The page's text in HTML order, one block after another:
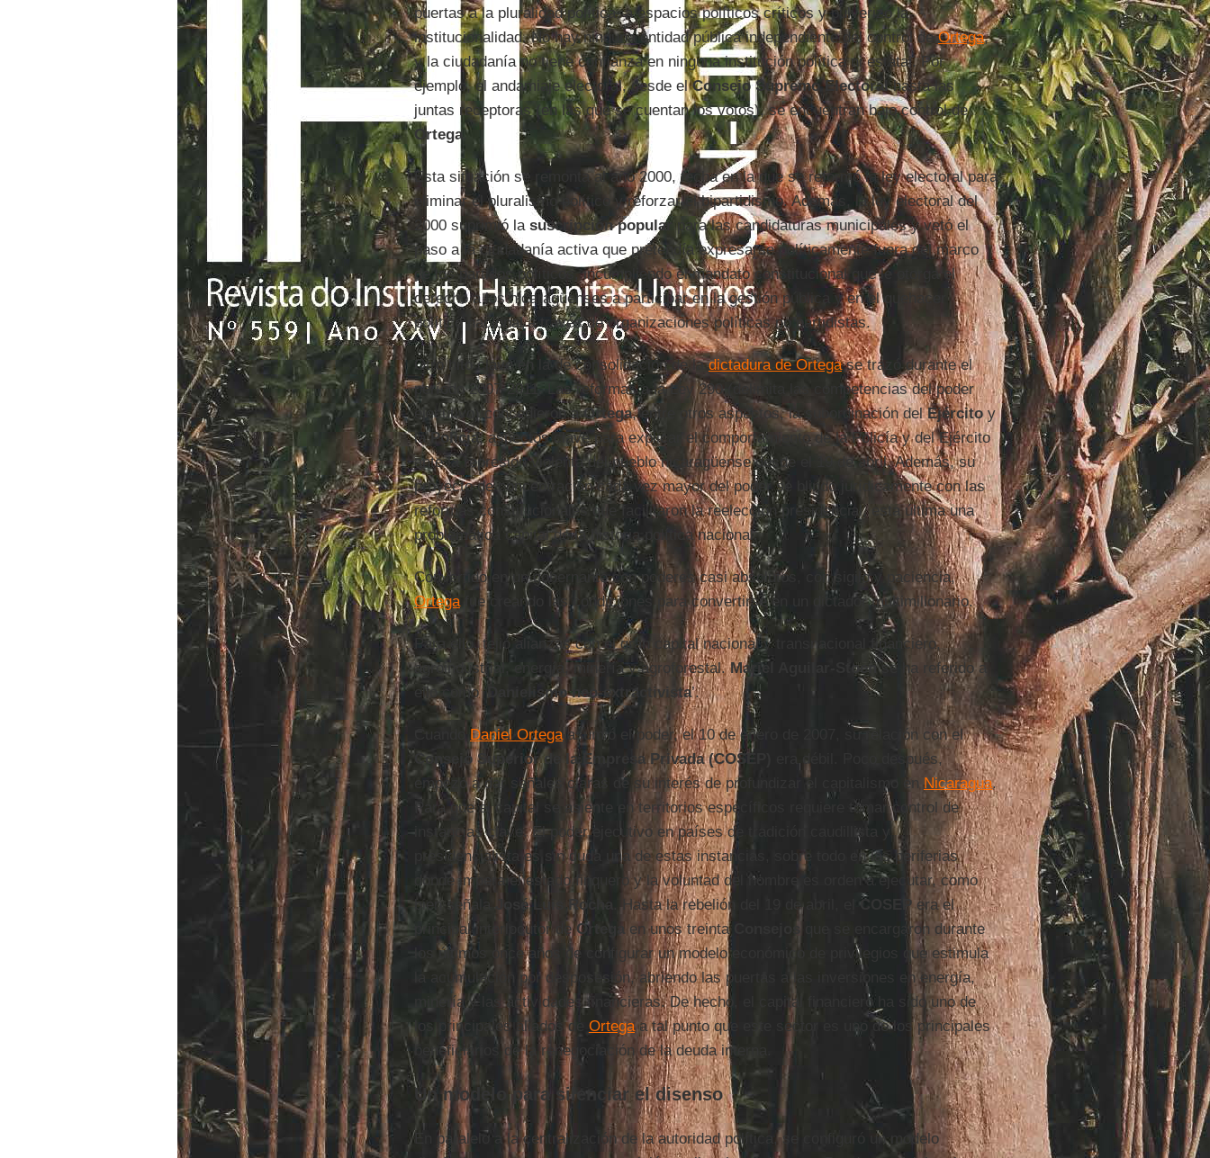
puertas a la pluralidad política, a espacios políticos críticos y pulverizó la
institucionalidad. No hay ninguna entidad pública independiente del control deOrtega,
y la ciudadanía no tiene confianza en ninguna institución política ni estatal. Por
ejemplo, el andamiaje electoral, desde elConsejo Supremo Electoralhasta las
juntas receptoras (en las que se cuentan los votos), se encuentran bajo control de
Ortega .
Esta situación se remonta al año 2000, fecha en la que se reformó la ley electoral para
eliminar el pluralismo político y reforzar el bipartidismo. Además, la ley electoral del
2000 suprimió la suscripción popularpara las candidaturas municipales y vetó el
paso a la ciudadanía activa que pretendía expresarse políticamente fuera del marco
de los partidos políticos, incumpliendo el mandato constitucional que le otorga el
derecho a los nicaragüenses a participar en la gestión pública y en el quehacer
político nacional a través de organizaciones políticas no partidistas.
Otro hito clave en la de consolidación de ladictadura de Ortegase trazó durante el
período 2007-2011. Las reformas a la Ley 290 (delimita las competencias del poder
ejecutivo) concedieron aOrtega, entre otros aspectos, la subordinación delEjércitoy
laPolicía, aspectos clave para explicar el comportamiento de la Policía y del Ejército
ante la represión violenta del pueblo nicaragüense desde el 19 de abril. Además, su
proyecto de concentración cada vez mayor del poder se blindó jurídicamente con las
reformas constitucionales que facilitaron la reelección presidencial, esta última una
problemática capital de la historia política nacional.
Convertido en un gobernante con poderes casi absolutos, con sigilo y paciencia,
Ortegafue creando las condiciones para convertirse en un dictador multimillonario.
Para ello, tejió alianzas con el gran capital nacional y transnacional financiero,
agroindustrial, energía, minería y agroforestal.Mariel Aguilar-Stoense ha referido a
ello como ‘Danielismo neo-extractivista’.
Cuando Daniel Ortegaasumió el poder, el 10 de enero de 2007, su relación con el
Consejo Superior de la Empresa Privada (COSEP)
era débil. Poco después,
empezó a dar señales claras de su interés de profundizar el capitalismo en Nicaragua.
Para que el capital se asiente en territorios específicos requiere tomar control de
instancias clave. El poder ejecutivo en países de tradición caudillista y
presidencialista es sin duda una de estas instancias, sobre todo en las periferias
donde impera el estado finquero y la voluntad del hombre es orden a ejecutar, como
bien señala
José Luis Rocha . Hasta la rebelión del 19 de abril, el COSEPera el
principal interlocutor deOrtega en unos treinta Consejos que se encargaron durante
los últimos once años de configurar un modelo económico de privilegios que estimula
la acumulación por desposesión, abriendo las puertas a las inversiones en energía,
minería y las actividades financieras. De hecho, el capital financiero ha sido uno de
los principales aliados de Ortegaa tal punto que este sector es uno de los principales
beneficiarios de la renegociación de la deuda interna.
Un modelo para silenciar el disenso
En paralelo a la centralización de la autoridad política, se configuró un modelo